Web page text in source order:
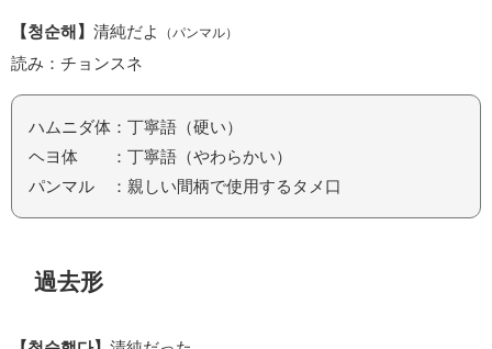
【청순해】 清純だよ （パンマル）
読み：チョンスネ
ハムニダ体：丁寧語（硬い）
ヘヨ体 ：丁寧語（やわらかい）
パンマル ：親しい間柄で使用するタメ口
過去形